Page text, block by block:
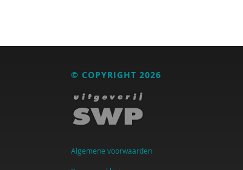
Martijn Simons
Paul van der Velpen
Jean Pierre Wilken
Inge Zwaan
© COPYRIGHT 2026
Algemene voorwaarden